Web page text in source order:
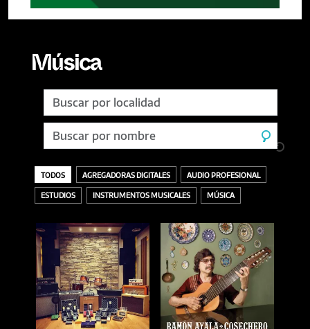
Música
TODOS AGREGADORAS DIGITALES AUDIO PROFESIONAL
ESTUDIOS INSTRUMENTOS MUSICALES MÚSICA
SELLOS DISCOGRÁFICOS VINILOS ACÚSTICOS / CUERDAS
BANDEJAS Y PÚAS DESCARGA O DIGITAL MASTERING
AMPLIFICADORES CDS INTERFACES MEZCLA
BAJOS MEZCLADORES OTROS BATERÍAS
MICRÓFONOS / INALÁMBRICOS EFECTOS